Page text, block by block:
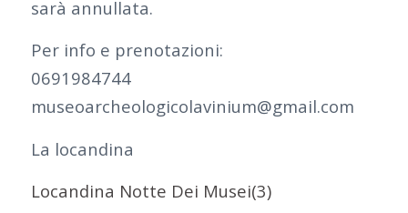
sarà annullata.
Per info e prenotazioni:
0691984744
museoarcheologicolavinium@gmail.com
La locandina
Locandina Notte Dei Musei(3)